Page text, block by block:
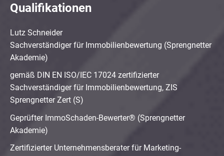
Qualifikationen
Lutz Schneider
Sachverständiger für Immobilienbewertung (Sprengnetter
Akademie)
gemäß DIN EN ISO/IEC 17024 zertifizierter
Sachverständiger für Immobilienbewertung, ZIS
Sprengnetter Zert (S)
Geprüfter ImmoSchaden-Bewerter® (Sprengnetter
Akademie)
Zertifizierter Unternehmensberater für Marketing-